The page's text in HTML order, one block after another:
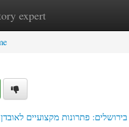
expertNew Site Listings
פתרונות מקצועיים לאובדן